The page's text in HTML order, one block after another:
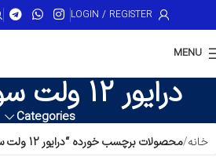
LOGIN / REGISTER
MENU
درایور 12 ولت سوپر اسلیم
Categories
خانه محصولات برچسب خورده “درایور 12 ولت سوپر اسلیم”